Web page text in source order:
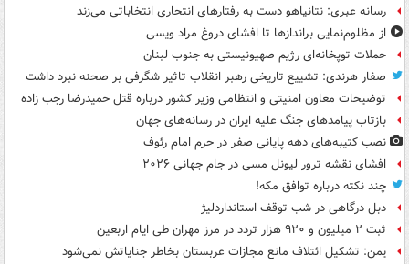
رسانه عبری: نتانیاهو دست به رفتارهای انتحاری انتخاباتی می‌زند
از مظلوم‌نمایی براندازها تا افشای دروغ مراد ویسی
حملات توپخانه‌ای رژیم صهیونیستی به جنوب لبنان
صفار هرندی: تشییع تاریخی رهبر انقلاب تاثیر شگرفی بر صحنه نبرد داشت
توضیحات معاون امنیتی و انتظامی وزیر کشور درباره قتل حمیدرضا رجب زاده
بازتاب پیامدهای جنگ علیه ایران در رسانه‌های جهان
نصب کتیبه‌های دهه پایانی صفر در حرم امام رئوف
افشای نقشه ترور لیونل مسی در جام جهانی ۲۰۲۶
چند نکته درباره توافق مکه!
دبل درگاهی در شب توقف استانداردلیژ
ثبت ۲ میلیون و ۹۲۰ هزار تردد در مرز مهران طی ایام اربعین
یمن: تشکیل ائتلاف مانع مجازات عربستان بخاطر جنایاتش نمی‌شود